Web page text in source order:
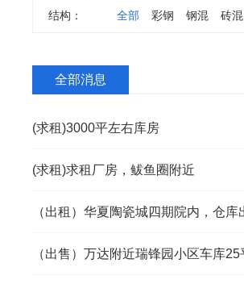
结构： 全部 彩钢 钢混 砖混
全部消息
(求租)3000平左右库房
(求租)求租厂房，鲅鱼圈附近
（出租）华夏陶瓷城四期院内，仓库
（出售）万达附近瑞锋园小区车库